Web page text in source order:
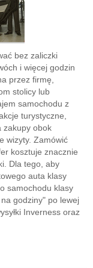
bez zaliczki
i więcej godzin
przez firmę,
stolicy lub
samochodu z
turystyczne,
zakupy obok
wizyty. Zamówić
kosztuje znacznie
Dla tego, aby
auta klasy
samochodu klasy
godziny" po lewej
Inverness oraz